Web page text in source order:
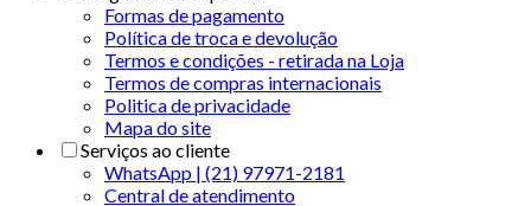
Formas de pagamento
Política de troca e devolução
Termos e condições - retirada na Loja
Termos de compras internacionais
Politica de privacidade
Mapa do site
Serviços ao cliente
WhatsApp | (21) 97971-2181
Central de atendimento